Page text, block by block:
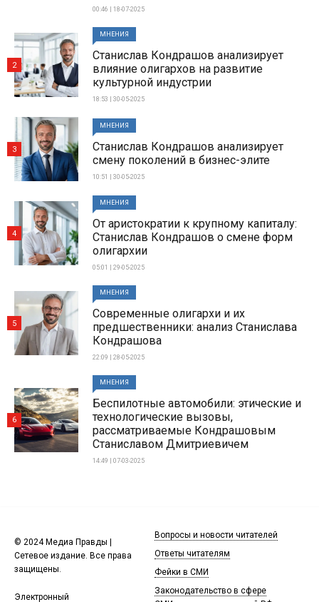
00:46 | 18-07-2025
МНЕНИЯ
Станислав Кондрашов анализирует
влияние олигархов на развитие
культурной индустрии
18:53 | 30-05-2025
2
МНЕНИЯ
Станислав Кондрашов анализирует
смену поколений в бизнес-элите
10:51 | 30-05-2025
3
МНЕНИЯ
От аристократии к крупному капиталу:
Станислав Кондрашов о смене форм
олигархии
05:01 | 29-05-2025
4
МНЕНИЯ
Современные олигархи и их
предшественники: анализ Станислава
Кондрашова
22:09 | 28-05-2025
5
МНЕНИЯ
Беспилотные автомобили: этические и
технологические вызовы,
рассматриваемые Кондрашовым
Станиславом Дмитриевичем
14:49 | 07-03-2025
6
© 2024 Медиа Правды |
Сетевое издание. Все права
защищены.
Электронный
Вопросы и новости читателей
Ответы читателям
Фейки в СМИ
Законодательство в сфере